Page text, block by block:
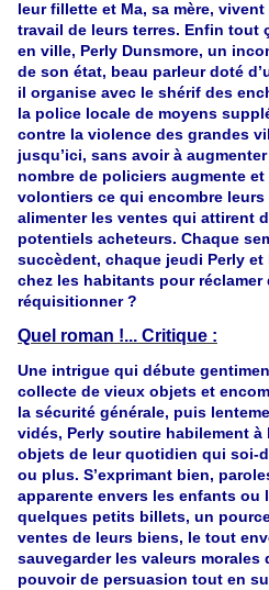
leur fillette et Ma, sa mère,
travail de leurs terres. Enfin tout
en ville, Perly Dunsmore, un
de son état, beau parleur doté
il organise avec le shérif des
la police locale de moyens
contre la violence des grandes
jusqu’ici, sans avoir à
nombre de policiers augmente
volontiers ce qui encombre
alimenter les ventes qui attirent
potentiels acheteurs. Chaque
succèdent, chaque jeudi Perly
chez les habitants pour
réquisitionner ?
Quel roman !... Critique :
Une intrigue qui débute
collecte de vieux objets et
la sécurité générale, puis
vidés, Perly soutire habilement
objets de leur quotidien qui soi-
ou plus. S’exprimant bien,
apparente envers les enfants ou
quelques petits billets, un
ventes de leurs biens, le tout
sauvegarder les valeurs morales
pouvoir de persuasion tout en